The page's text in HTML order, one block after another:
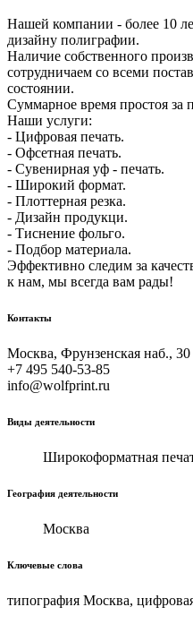
Нашей компании - более 10
дизайну полиграфии.
Наличие собственного
сотрудничаем со всеми
состоянии.
Суммарное время простоя за
Наши услуги:
- Цифровая печать.
- Офсетная печать.
- Сувенирная уф - печать.
- Широкий формат.
- Плоттерная резка.
- Дизайн продукци.
- Тиснение фольго.
- Подбор материала.
Эффективно следим за
к нам, мы всегда вам рады!
Контакты
Москва, Фрунзенская наб., 30
+7 495 540-53-85
info@wolfprint.ru
Виды деятельности
Широкоформатная
География деятельности
Москва
Ключевые слова
типография Москва,